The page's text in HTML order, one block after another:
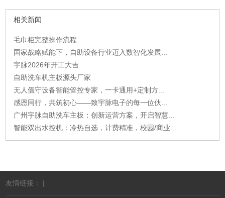
相关新闻
毛巾柜完整操作流程
国家战略赋能下，自助设备行业迈入数智化发展...
宇脉2026年开工大吉
自助洗车机主板源头厂家
无人值守设备智能管控专家，一卡通用+定制方...
感恩同行，共筑初心——致宇脉电子的每一位伙...
广州宇脉自助洗车主板：创新运营方案，开启智慧...
智能双出水控机：冷热自选，计费精准，校园/商业...
友情链接： |